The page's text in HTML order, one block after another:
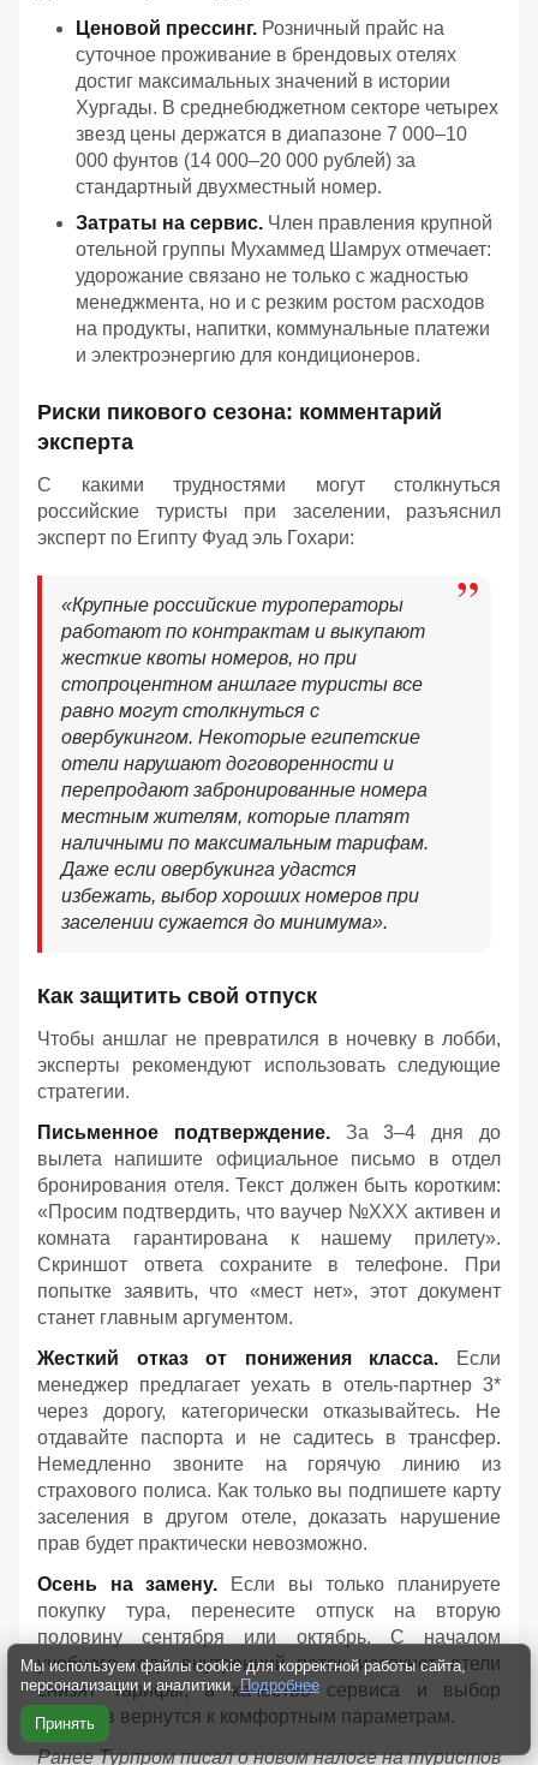
Ценовой прессинг. Розничный прайс на
суточное проживание в брендовых отелях
достиг максимальных значений в истории
Хургады. В среднебюджетном секторе четырех
звезд цены держатся в диапазоне 7 000–10
000 фунтов (14 000–20 000 рублей) за
стандартный двухместный номер.
Затраты на сервис. Член правления крупной
отельной группы Мухаммед Шамрух отмечает:
удорожание связано не только с жадностью
менеджмента, но и с резким ростом расходов
на продукты, напитки, коммунальные платежи
и электроэнергию для кондиционеров.
Риски пикового сезона: комментарий
эксперта
С какими трудностями могут столкнуться
российские туристы при заселении, разъяснил
эксперт по Египту Фуад эль Гохари:
«Крупные российские туроператоры
работают по контрактам и выкупают
жесткие квоты номеров, но при
стопроцентном аншлаге туристы все
равно могут столкнуться с
овербукингом. Некоторые египетские
отели нарушают договоренности и
перепродают забронированные номера
местным жителям, которые платят
наличными по максимальным тарифам.
Даже если овербукинга удастся
избежать, выбор хороших номеров при
заселении сужается до минимума».
Как защитить свой отпуск
Чтобы аншлаг не превратился в ночевку в лобби,
эксперты рекомендуют использовать следующие
стратегии.
Письменное подтверждение.За 3–4 дня до
вылета напишите официальное письмо в отдел
бронирования отеля. Текст должен быть коротким:
«Просим подтвердить, что ваучер №ХХХ активен и
комната гарантирована к нашему прилету».
Скриншот ответа сохраните в телефоне. При
попытке заявить, что «мест нет», этот документ
станет главным аргументом.
Жесткий отказ от понижения класса. Если
менеджер предлагает уехать в отель-партнер 3*
через дорогу, категорически отказывайтесь. Не
отдавайте паспорта и не садитесь в трансфер.
Немедленно звоните на горячую линию из
страхового полиса. Как только вы подпишете карту
заселения в другом отеле, доказать нарушение
прав будет практически невозможно.
Осень на замену. Если вы только планируете
покупку тура, перенесите отпуск на вторую
половину сентября или октябрь. С началом
учебного года внутренний поток иссякнет, отели
снизят тарифы, а качество сервиса и выбор
номеров вернутся к комфортным параметрам.
Ранее Турпром писал о новом налоге на туристов
Мы используем файлы cookie для корректной работы сайта,
персонализации и аналитики. Подробнее
Принять